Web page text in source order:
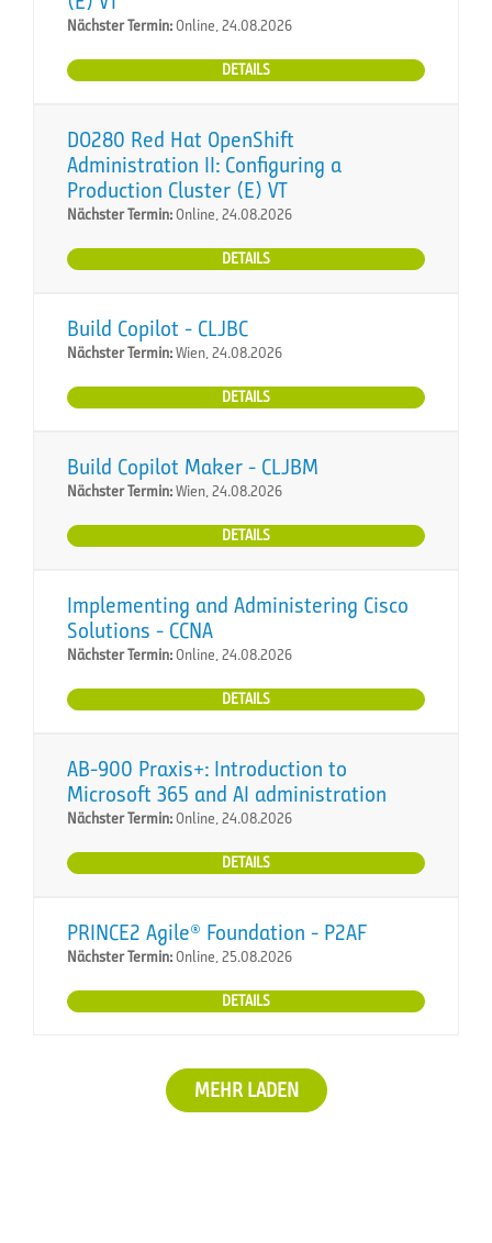
Nächster Termin:Online, 24.08.2026
DETAILS
DO280 Red Hat OpenShift
Administration II: Configuring a
Production Cluster (E) VT
Nächster Termin:Online, 24.08.2026
DETAILS
Build Copilot - CLJBC
Nächster Termin:Wien, 24.08.2026
DETAILS
Build Copilot Maker - CLJBM
Nächster Termin:Wien, 24.08.2026
DETAILS
Implementing and Administering Cisco
Solutions - CCNA
Nächster Termin:Online, 24.08.2026
DETAILS
AB-900 Praxis+: Introduction to
Microsoft 365 and AI administration
Nächster Termin:Online, 24.08.2026
DETAILS
PRINCE2 Agile® Foundation - P2AF
Nächster Termin:Online, 25.08.2026
DETAILS
MEHR LADEN